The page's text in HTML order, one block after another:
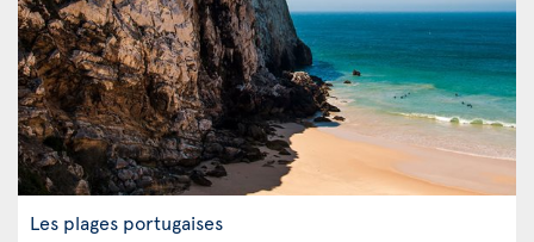
Les plages portugaises